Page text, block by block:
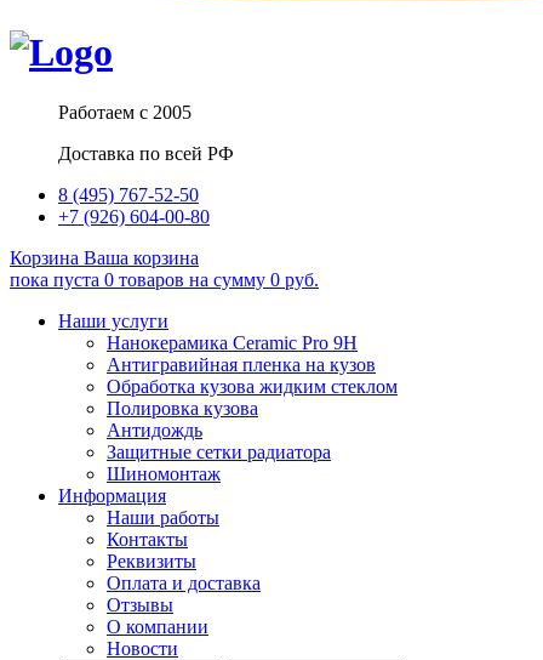
Работаем с 2005
Доставка по всей РФ
8 (495) 767-52-50
+7 (926) 604-00-80
Корзина Ваша корзина
пока пуста 0 товаров на сумму 0 руб.
Наши услуги
Нанокерамика Ceramic Pro 9H
Антигравийная пленка на кузов
Обработка кузова жидким стеклом
Полировка кузова
Антидождь
Защитные сетки радиатора
Шиномонтаж
Информация
Наши работы
Контакты
Реквизиты
Оплата и доставка
Отзывы
О компании
Новости